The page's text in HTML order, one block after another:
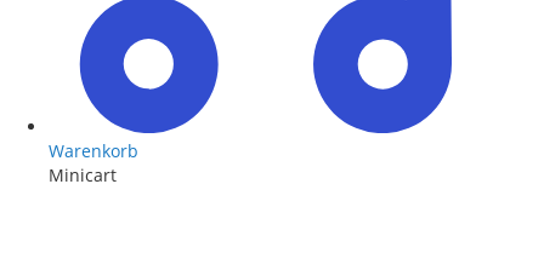
Warenkorb
Minicart